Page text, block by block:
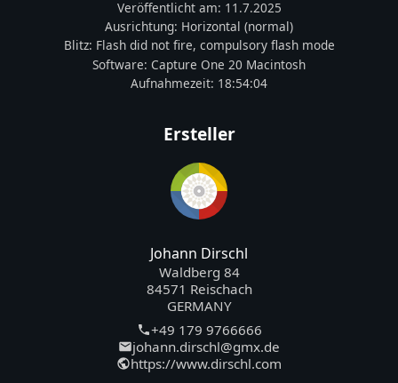
Veröffentlicht am: 11.7.2025
Ausrichtung: Horizontal (normal)
Blitz: Flash did not fire, compulsory flash mode
Software: Capture One 20 Macintosh
Aufnahmezeit: 18:54:04
Ersteller
Johann Dirschl
Waldberg 84
84571 Reischach
GERMANY
+49 179 9766666
johann.dirschl@gmx.de
https://www.dirschl.com